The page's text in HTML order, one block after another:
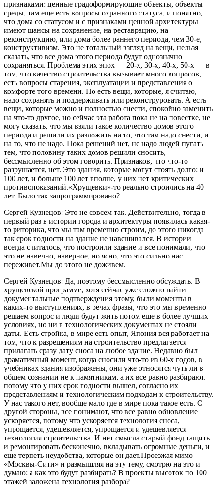
признаками: ценные градоформирующие объекты, объекты
среды, там еще есть вопросы охранного статуса, и понятно,
что дома со статусом и с признаками ценной архитектуры
имеют шансы на сохранение, на реставрацию, на
реконструкцию, или дома более раннего периода, чем 30-е, —
конструктивизм. Это не тотальный взгляд на вещи, нельзя
сказать, что все дома этого периода будут однозначно
сохраняться. Проблема этих эпох — 20-х, 30-х, 40-х, 50-х — в
том, что качество строительства вызывает много вопросов,
есть вопросы старения, эксплуатации и представления о
комфорте того времени. Но есть вещи, которые, я считаю,
надо сохранять и поддерживать или реконструровать. А есть
вещи, которые можно и полностью снести, спокойно заменить
на что-то другое, но сейчас эта работа пока не на повестке, не
могу сказать, что мы взяли такое количество домов этого
периода и решили их разложить на то, что там надо снести, и
на то, что не надо. Пока решений нет, не надо людей пугать
тем, что половину таких домов решили сносить,
бессмысленно об этом говорить. Признаков, что что-то
разрушается, нет. Это здания, которые могут стоять долго: и
100 лет, и больше 100 лет вполне, у них нет критических
противопоказаний.«Хрущевки»-то реально строились на 40
лет. Было так запрограммировано?
Сергей Кузнецов: Это не совсем так. Действительно, тогда в
первый раз в истории города и архитектуры появилась какая-
то риторика, что мы там временно строим, до этого никогда
так срок годности на здание не навешивался. В истории
всегда считалось, что построили здание и все понимали, что
это не навечно, наверное, но ясно, что это сильно нас
переживет.Мы до этого не доживем.
Сергей Кузнецов: Да, поэтому бессмысленно обсуждать. В
хрущевской программе, хотя сейчас уже сложно найти
документальные подтверждения этому, были моменты в
каких-то выступлениях, в речах фразы, что это мы временно
решаем вопрос и люди будут жить потом еще в более лучших
условиях, но ни в технологических документах не стояли
даты. Есть стройка, в мире есть опыт, Япония вся работает на
том, что к разрешениям на строительство предлагается
прилагать сразу дату сноса на любое здание. Недавно был
драматичный момент, когда сносили что-то из 60-х годов, в
учебниках здания изображены, они уже относятся чуть ли в
общем сознании не к памятникам, а их все равно разбирают,
потому что у них срок годности вышел, согласно их
представлениям и технологическим подходам к строительству.
У нас такого нет, вообще мало где в мире пока такое есть. С
другой стороны, все понимают, что все равно обновление
ускоряется, потому что ускоряется технология сноса,
упрощается, удешевляется, упрощается и удешевляется
технология строительства. И нет смысла старый фонд тащить
и ремонтировать бесконечно, вкладывать огромные деньги, и
еще терпеть неудобства, которые он дает.Проезжая мимо
«Москвы-Сити» и размышляя на эту тему, смотрю на это и
думаю: а как это будут разбирать? В проекты высоток по 100
этажей заложена технология разбора?